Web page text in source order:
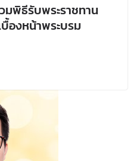
มพิธีรับพระราชทาน
องหน้าพระบรม